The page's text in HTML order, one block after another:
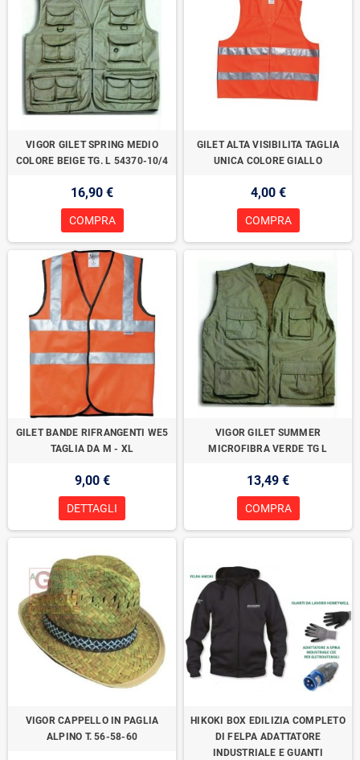
VIGOR GILET SPRING MEDIO
COLORE BEIGE TG. L 54370-10/4
16,90 €
COMPRA
GILET ALTA VISIBILITA TAGLIA
UNICA COLORE GIALLO
4,00 €
COMPRA
GILET BANDE RIFRANGENTI WE5
TAGLIA DA M - XL
9,00 €
DETTAGLI
VIGOR GILET SUMMER
MICROFIBRA VERDE TG L
13,49 €
COMPRA
VIGOR CAPPELLO IN PAGLIA
ALPINO T. 56-58-60
HIKOKI BOX EDILIZIA COMPLETO
DI FELPA ADATTATORE
INDUSTRIALE E GUANTI